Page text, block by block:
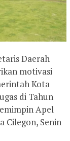
Daerah
motivasi
Kota
di Tahun
Apel
Cilegon, Senin